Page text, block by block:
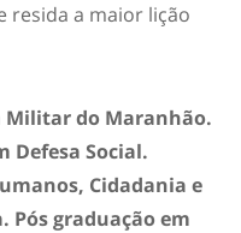
resida a maior lição
Militar do Maranhão.
Defesa Social.
Cidadania e
Pós graduação em